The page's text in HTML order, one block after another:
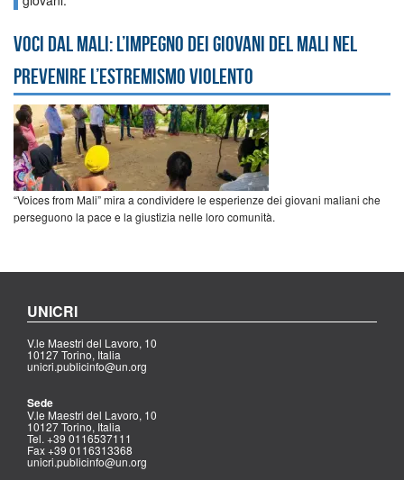
Voci dal Mali: l’impegno dei giovani del Mali nel
prevenire l’estremismo violento
“Voices from Mali” mira a condividere le esperienze dei giovani maliani che
perseguono la pace e la giustizia nelle loro comunità.
UNICRI
V.le Maestri del Lavoro, 10
10127 Torino, Italia
unicri.publicinfo@un.org
Sede
V.le Maestri del Lavoro, 10
10127 Torino, Italia
Tel. +39 0116537111
Fax +39 0116313368
unicri.publicinfo@un.org